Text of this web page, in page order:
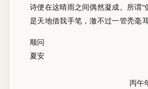
诗便在这晴雨之间偶然凝成。所谓“
是天地借我手笔，澈不过一管秃毫耳
顺问
夏安
丙午